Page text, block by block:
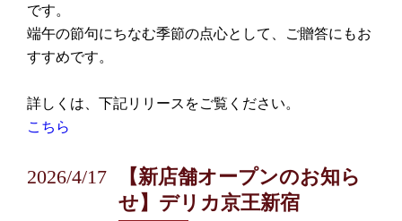
です。
端午の節句にちなむ季節の点心として、ご贈答にもお
すすめです。
詳しくは、下記リリースをご覧ください。
こちら
2026/4/17
【新店舗オープンのお知ら
せ】デリカ京王新宿